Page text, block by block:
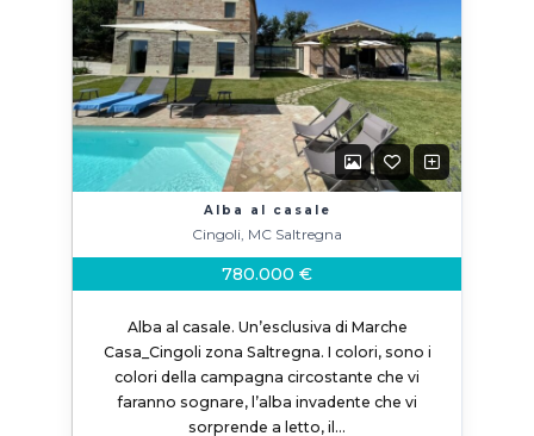
Alba al casale
Cingoli, MC Saltregna
780.000 €
Alba al casale. Un’esclusiva di Marche
Casa_Cingoli zona Saltregna. I colori, sono i
colori della campagna circostante che vi
faranno sognare, l’alba invadente che vi
sorprende a letto, il…